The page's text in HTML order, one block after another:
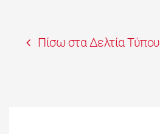
Πίσω στα Δελτία Τύπου